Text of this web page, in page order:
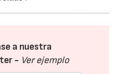
a nuestra
- Ver ejemplo